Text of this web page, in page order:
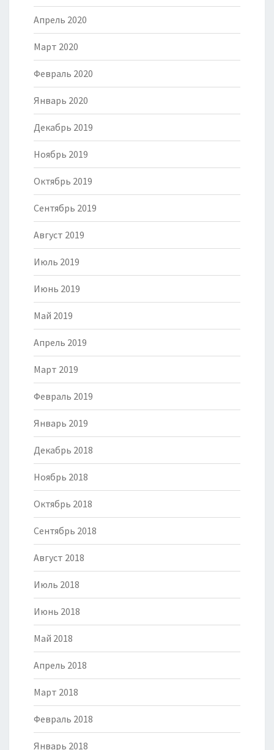
Апрель 2020
Март 2020
Февраль 2020
Январь 2020
Декабрь 2019
Ноябрь 2019
Октябрь 2019
Сентябрь 2019
Август 2019
Июль 2019
Июнь 2019
Май 2019
Апрель 2019
Март 2019
Февраль 2019
Январь 2019
Декабрь 2018
Ноябрь 2018
Октябрь 2018
Сентябрь 2018
Август 2018
Июль 2018
Июнь 2018
Май 2018
Апрель 2018
Март 2018
Февраль 2018
Январь 2018